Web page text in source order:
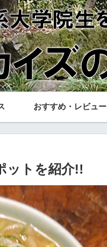
おすすめ・レビュー
ットを紹介!!